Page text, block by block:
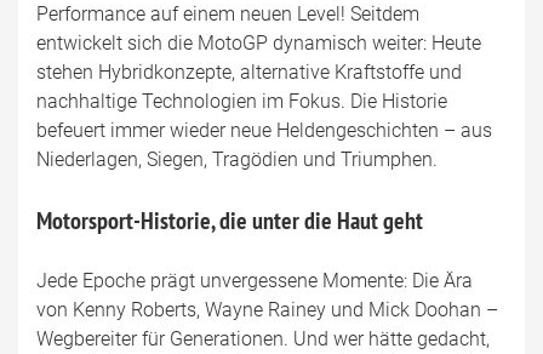
Performance auf einem neuen Level! Seitdem
entwickelt sich die MotoGP dynamisch weiter: Heute
stehen Hybridkonzepte, alternative Kraftstoffe und
nachhaltige Technologien im Fokus. Die Historie
befeuert immer wieder neue Heldengeschichten – aus
Niederlagen, Siegen, Tragödien und Triumphen.
Motorsport-Historie, die unter die Haut geht
Jede Epoche prägt unvergessene Momente: Die Ära
von Kenny Roberts, Wayne Rainey und Mick Doohan –
Wegbereiter für Generationen. Und wer hätte gedacht,